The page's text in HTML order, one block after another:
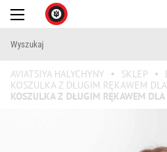
AVIATSIYA HALYCHYNY SKLEP
KOSZULKA Z DŁUGIM RĘKAWEM
KOSZULKA Z DŁUGIM RĘKAWEM